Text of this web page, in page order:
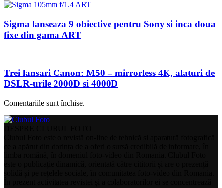
Sigma lanseaza 9 obiective pentru Sony si inca doua
fixe din gama ART
Trei lansari Canon: M50 – mirrorless 4K, alaturi de
DSLR-urile 2000D si 4000D
Comentariile sunt închise.